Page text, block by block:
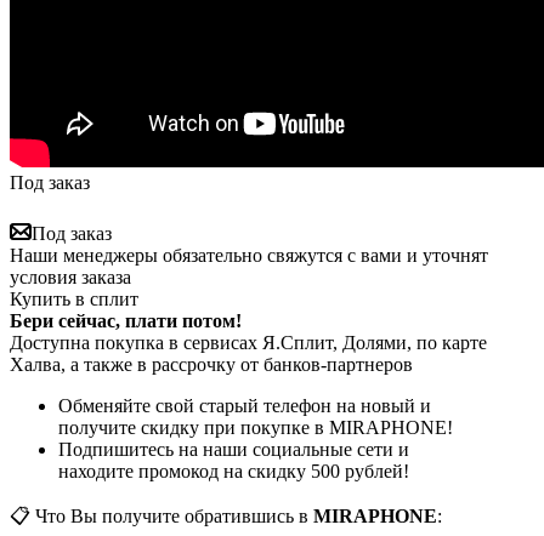
Под заказ
Под заказ
Наши менеджеры обязательно свяжутся с вами и уточнят
условия заказа
Купить в сплит
Бери сейчас, плати потом!
Доступна покупка в сервисах Я.Сплит, Долями, по карте
Халва, а также в рассрочку от банков-партнеров
Обменяйте свой старый телефон на новый и
получите скидку при покупке в MIRAPHONE!
Подпишитесь на наши социальные сети и
находите промокод на скидку 500 рублей!
📋 Что Вы получите обратившись в MIRAPHONE: